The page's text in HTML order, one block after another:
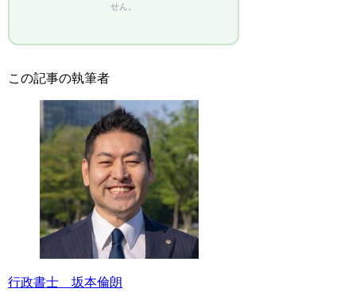
せん。
この記事の執筆者
行政書士 坂本倫朗